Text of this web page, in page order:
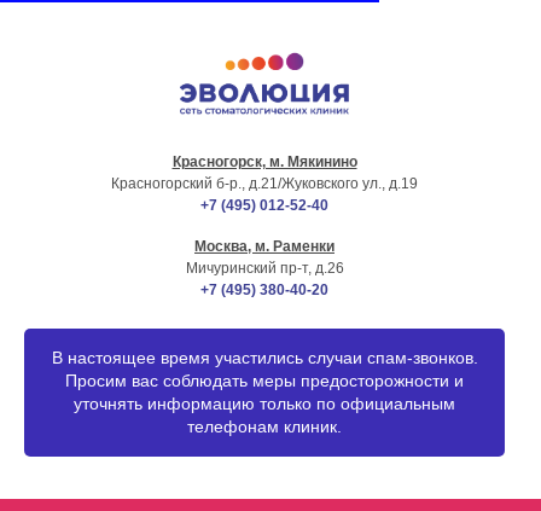
Красногорск, м. Мякинино
Красногорский б-р., д.21/Жуковского ул., д.19
+7 (495) 012-52-40
Москва, м. Раменки
Мичуринский пр-т, д.26
+7 (495) 380-40-20
В настоящее время участились случаи спам-звонков.
Просим вас соблюдать меры предосторожности и
уточнять информацию только по официальным
телефонам клиник.